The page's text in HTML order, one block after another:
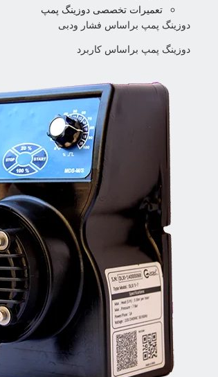
تعمیرات تخصصی دوزینگ پمپ
دوزینگ پمپ براساس فشار ودبی
دوزینگ پمپ براساس کاربرد